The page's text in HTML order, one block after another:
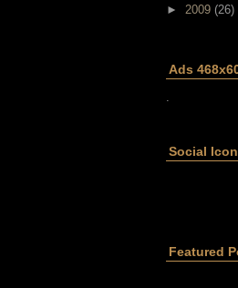
► 2009 (26)
Ads
.
Social
Featured